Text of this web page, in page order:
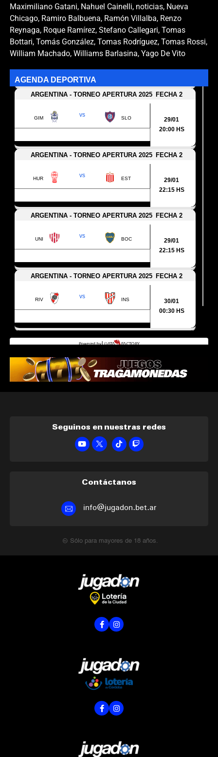
Maximiliano Gatani, Nahuel Cainelli, noticias, Nueva
Chicago, Ramiro Balbuena, Ramón Villalba, Renzo
Reynaga, Roque Ramírez, Stefano Callegari, Tomas
Bottari, Tomás González, Tomas Rodríguez, Tomas Rossi,
William Machado, Williams Barlasina, Yago De Vito
Seguinos en nuestras redes
Contáctanos
info@jugadon.bet.ar
Sólo para mayores de 18 años.